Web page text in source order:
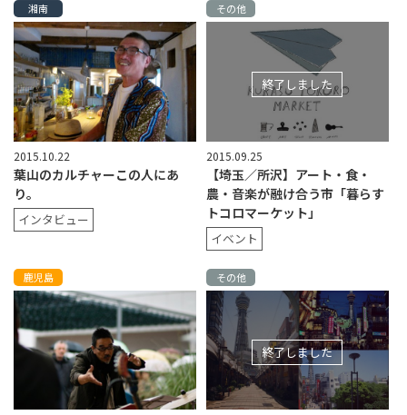
湘南
2015.10.22
葉山のカルチャーこの人にあ
り。
インタビュー
その他
終了しました
2015.09.25
【埼玉／所沢】アート・食・
農・音楽が融け合う市「暮らす
トコロマーケット」
イベント
鹿児島 その他
終了しました